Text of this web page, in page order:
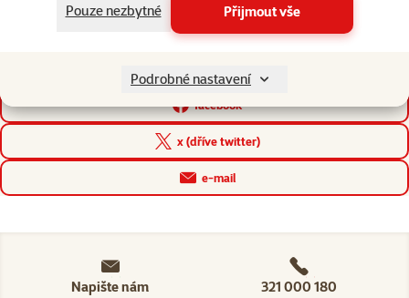
Pouze nezbytné
Přijmout vše
Podrobné nastavení
a neplatí pro členy chovatelského klubu.
Líbila se vám stránka? Sdílejte ji dál!
facebook
x (dříve twitter)
e-mail
Napište nám 321 000 180